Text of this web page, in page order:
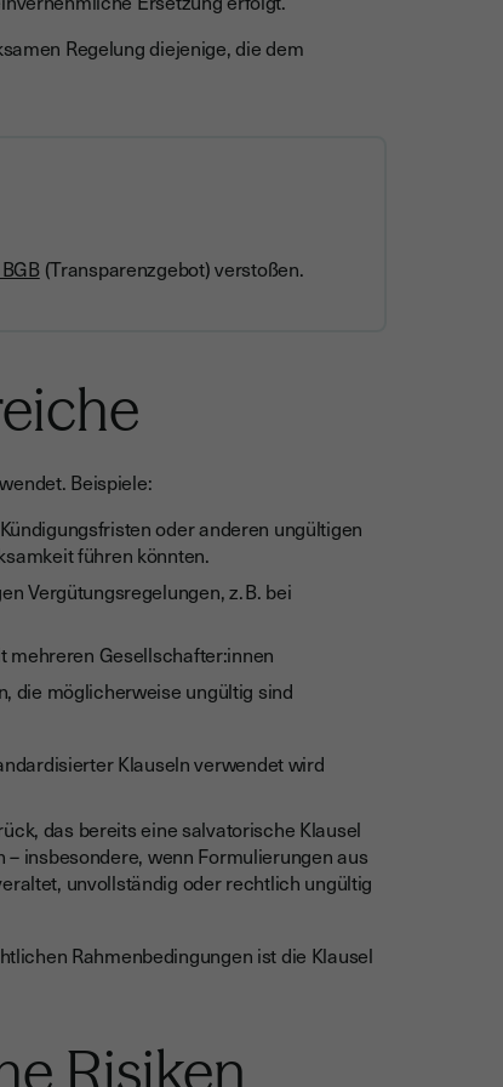
Regelung diejenige, die dem
(Transparenzgebot) verstoßen.
Beispiele:
oder anderen ungültigen
führen könnten.
Vergütungsregelungen, z. B. bei
mehreren Gesellschafter:innen
die möglicherweise ungültig sind
Klauseln verwendet wird
das bereits eine salvatorische Klausel
insbesondere, wenn Formulierungen aus
unvollständig oder rechtlich ungültig
Rahmenbedingungen ist die Klausel
Risiken